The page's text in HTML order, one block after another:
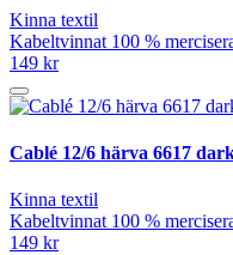
Kinna textil
Kabeltvinnat 100 %
149 kr
Cablé 12/6 härva 6617
Kinna textil
Kabeltvinnat 100 %
149 kr